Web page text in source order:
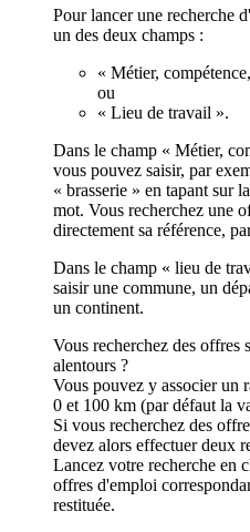
Pour lancer une recherche
un des deux champs :
« Métier,
ou
« Lieu de travail ».
Dans le champ « Métier,
vous pouvez saisir, par
« brasserie » en tapant sur
mot. Vous recherchez une
directement sa référence,
Dans le champ « lieu de
saisir une commune, un
un continent.
Vous recherchez des offres
alentours ?
Vous pouvez y associer un
0 et 100 km (par défaut la
Si vous recherchez des
devez alors effectuer deux
Lancez votre recherche en
offres d'emploi
restituée.